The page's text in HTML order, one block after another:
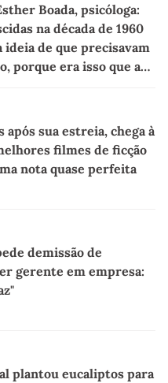
Boada, psicóloga:
na década de 1960
ideia de que precisavam
porque era isso que a
após sua estreia, chega à
filmes de ficção
nota quase perfeita
demissão de
gerente em empresa:
plantou eucaliptos para